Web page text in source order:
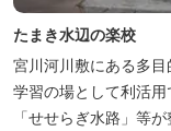
たまき水辺の楽校
宮川河川敷にある多
学習の場として利活用
「せせらぎ水路」等が整備されて